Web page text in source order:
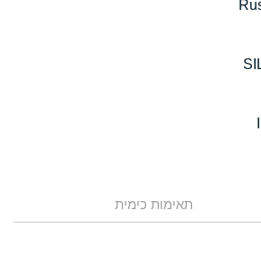
תאימות כימית